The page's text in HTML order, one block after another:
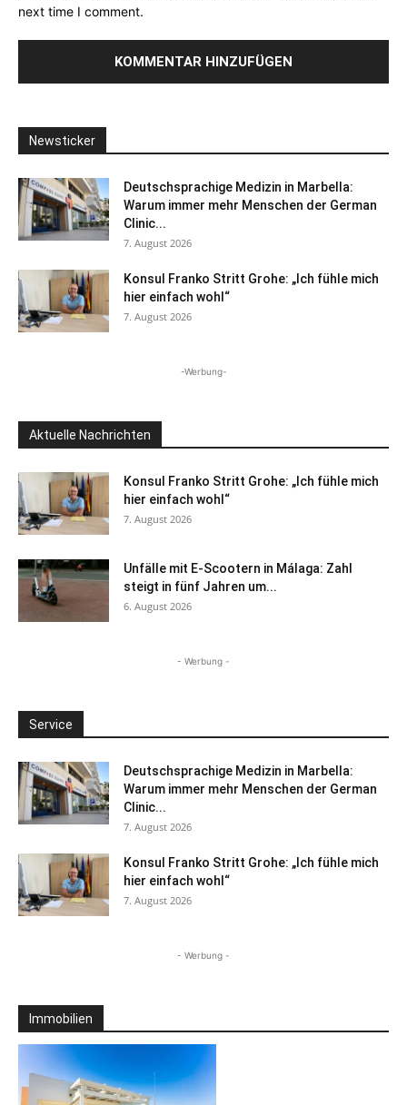
next time I comment.
Newsticker
Deutschsprachige Medizin in Marbella:
Warum immer mehr Menschen der German
Clinic...
7. August 2026
Konsul Franko Stritt Grohe: „Ich fühle mich
hier einfach wohl“
7. August 2026
-Werbung-
Aktuelle Nachrichten
Konsul Franko Stritt Grohe: „Ich fühle mich
hier einfach wohl“
7. August 2026
Unfälle mit E-Scootern in Málaga: Zahl
steigt in fünf Jahren um...
6. August 2026
- Werbung -
Service
Deutschsprachige Medizin in Marbella:
Warum immer mehr Menschen der German
Clinic...
7. August 2026
Konsul Franko Stritt Grohe: „Ich fühle mich
hier einfach wohl“
7. August 2026
- Werbung -
Immobilien